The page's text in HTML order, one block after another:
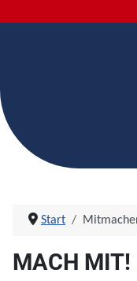
Start
MACH